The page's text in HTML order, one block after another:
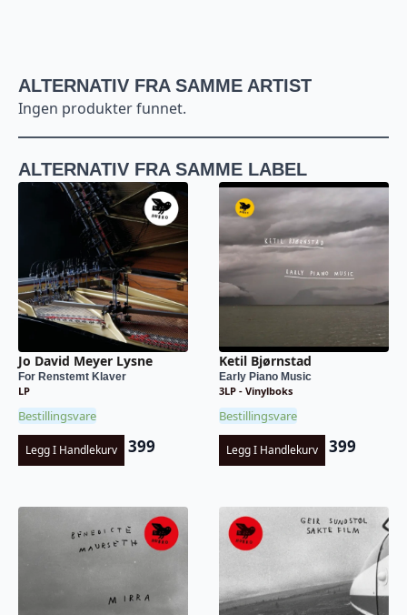
ALTERNATIV FRA SAMME ARTIST
Ingen produkter funnet.
ALTERNATIV FRA SAMME LABEL
Jo David Meyer Lysne
For Renstemt Klaver
LP
Bestillingsvare
Legg I Handlekurv 399
Ketil Bjørnstad
Early Piano Music
3LP - Vinylboks
Bestillingsvare
Legg I Handlekurv 399